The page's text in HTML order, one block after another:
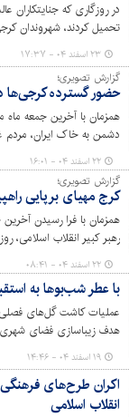
در روزگاری که جنایتکاران
تحمیل کردند، شهروندان
زندگی را معنا می‌کنند؛
حالی سپری می شود که
شهر کرج ادامه دارد.
شهروندان از پارک‌ها و
۲۳ اسفند ۰۴ - ۱۷:۳۷
گزارش تصویری؛
حضور گسترده کرجی‌ها
همزمان با آخرین جمعه ماه
دشمن به خاک ایران، مردم
کرج با حضوری گسترده و
قدس شرکت کردند.
۲۲ اسفند ۰۴ - ۱۶:۰۱
گزارش تصویری؛
کرج مهیای برپایی
همزمان با فرا رسیدن
رهبر کبیر انقلاب اسلامی،
سیما، منظر و فضای سبز
طرح‌های فرهنگی متناسب و
چه باشکوه‌تر راهپیمایی
۲۲ اسفند ۰۴ - ۰۸:۴۱
با عطر شب‌بوها به
عملیات کاشت گل‌های
هدف زیباسازی فضای
بهار آغاز شد. این طرح در
شهر در حال اجراست.
۱۹ اسفند ۰۴ - ۱۴:۴۶
اکران طرح‌های
انقلاب اسلامی